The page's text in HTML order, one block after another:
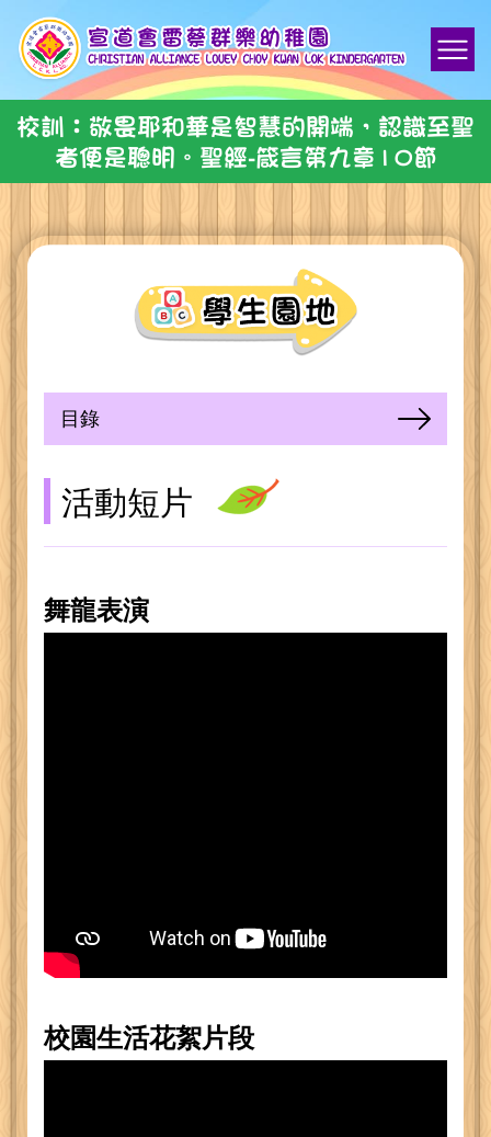
校訓：敬畏耶和華是智慧的開端，認識至聖
者便是聰明。聖經-箴言第九章10節
目錄
活動短片
舞龍表演
校園生活花絮片段